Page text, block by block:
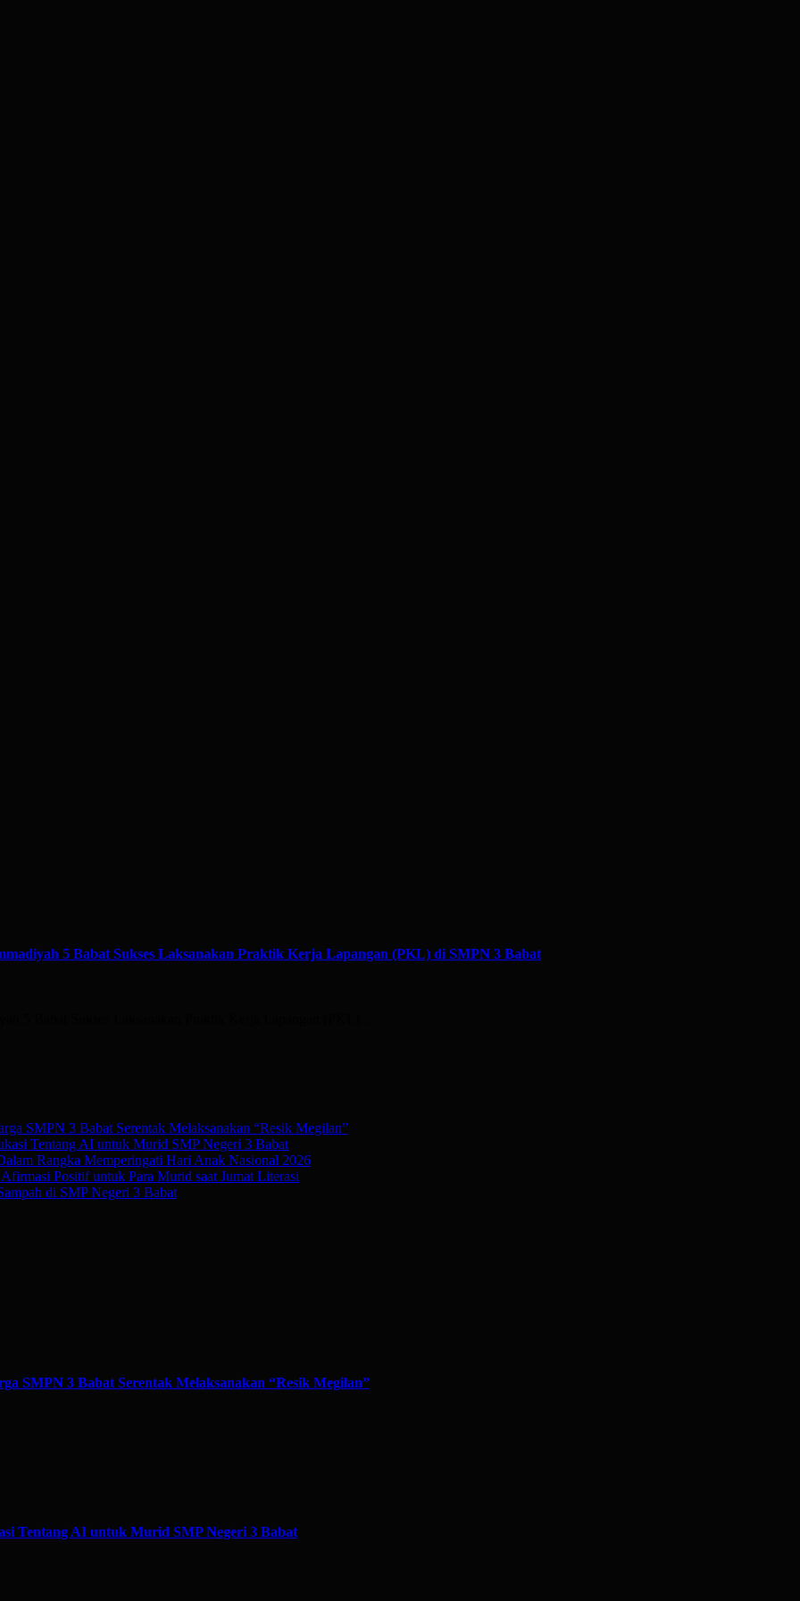
5 Babat Sukses Laksanakan Praktik Kerja Lapangan (PKL) di SMPN 3 Babat
SMPN 3 Babat Serentak Melaksanakan “Resik Megilan”
Tentang AI untuk Murid SMP Negeri 3 Babat
Rangka Memperingati Hari Anak Nasional 2026
Positif untuk Para Murid saat Jumat Literasi
di SMP Negeri 3 Babat
SMPN 3 Babat Serentak Melaksanakan “Resik Megilan”
Tentang AI untuk Murid SMP Negeri 3 Babat